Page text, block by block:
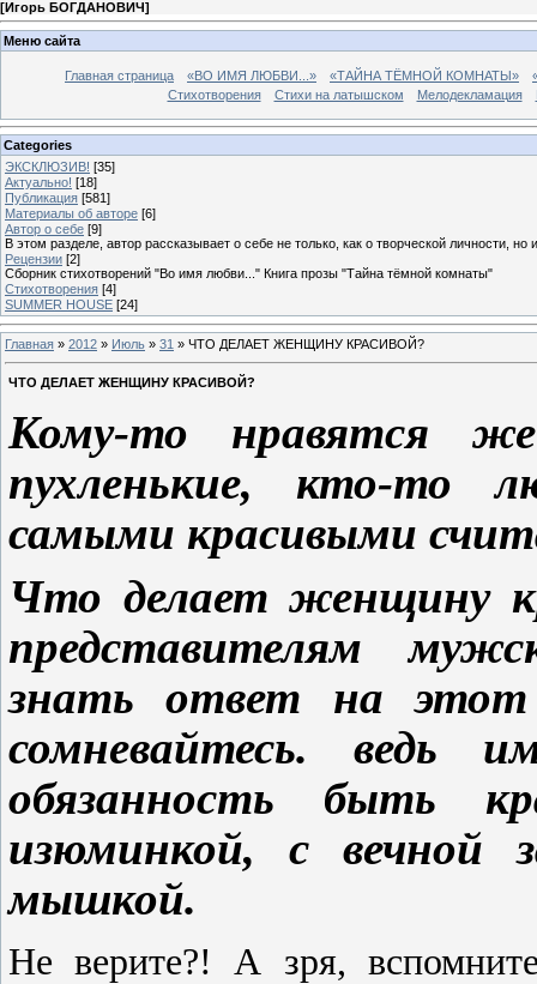
[Игорь БОГДАНОВИЧ]
Меню сайта
Главная страница «ВО ИМЯ ЛЮБВИ...» «ТАЙНА ТЁМНОЙ КОМНАТЫ»
Стихотворения
Стихи на латышском Мелодекламация
Categories
ЭКСКЛЮЗИВ! [35]
Актуально! [18]
Публикация [581]
Материалы об авторе [6]
Автор о себе [9]
В этом разделе, автор рассказывает о себе не только, как о творческой личности,
Рецензии [2]
Сборник стихотворений "Во имя любви..." Книга прозы "Тайна тёмной комнаты"
Стихотворения [4]
SUMMER HOUSE [24]
Главная » 2012 » Июль » 31 » ЧТО ДЕЛАЕТ ЖЕНЩИНУ КРАСИВОЙ?
ЧТО ДЕЛАЕТ ЖЕНЩИНУ КРАСИВОЙ?
Кому-то нравятся
пухленькие, кто-то
самыми красивыми
Что делает женщину
представителям
знать ответ на этот
сомневайтесь.
обязанность быть
изюминкой, с вечной
мышкой.
Не верите?! А зря,